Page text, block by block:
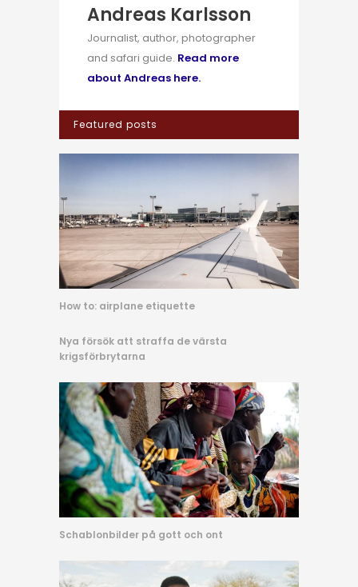
Andreas Karlsson
Journalist, author, photographer
and safari guide. Read more
about Andreas here.
Featured posts
How to: airplane etiquette
Nya försök att straffa de värsta
krigsförbrytarna
Schablonbilder på gott och ont